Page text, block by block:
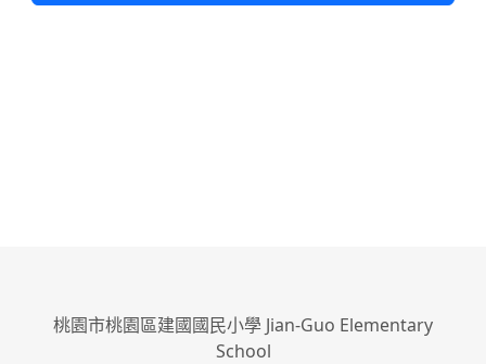
桃園市桃園區建國國民小學 Jian-Guo Elementary
School